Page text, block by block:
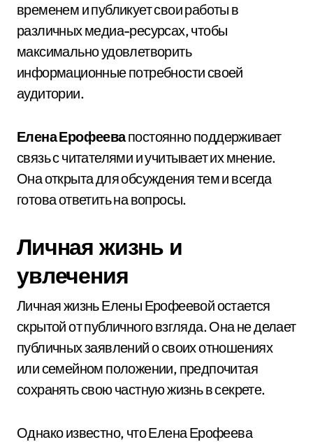
временем и публикует свои работы в
различных медиа-ресурсах, чтобы
максимально удовлетворить
информационные потребности своей
аудитории.
Елена Ерофеевапостоянно поддерживает
связь с читателями и учитывает их мнение.
Она открыта для обсуждения тем и всегда
готова ответить на вопросы.
Личная жизнь и
увлечения
Личная жизнь Елены Ерофеевой остается
скрытой от публичного взгляда. Она не делает
публичных заявлений о своих отношениях
или семейном положении, предпочитая
сохранять свою частную жизнь в секрете.
Однако известно, что Елена Ерофеева